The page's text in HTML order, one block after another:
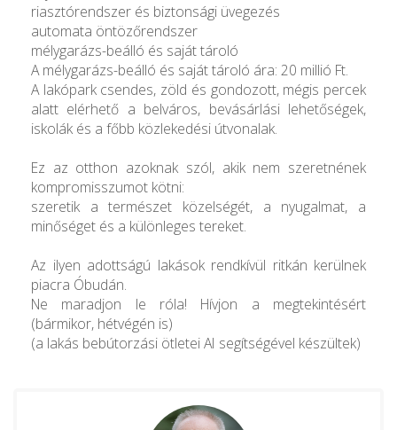
riasztórendszer és biztonsági üvegezés
automata öntözőrendszer
mélygarázs-beálló és saját tároló
A mélygarázs-beálló és saját tároló ára: 20 millió Ft.
A lakópark csendes, zöld és gondozott, mégis percek
alatt elérhető a belváros, bevásárlási lehetőségek,
iskolák és a főbb közlekedési útvonalak.
Ez az otthon azoknak szól, akik nem szeretnének
kompromisszumot kötni:
szeretik a természet közelségét, a nyugalmat, a
minőséget és a különleges tereket.
Az ilyen adottságú lakások rendkívül ritkán kerülnek
piacra Óbudán.
Ne maradjon le róla! Hívjon a megtekintésért
(bármikor, hétvégén is)
(a lakás bebútorzási ötletei AI segítségével készültek)